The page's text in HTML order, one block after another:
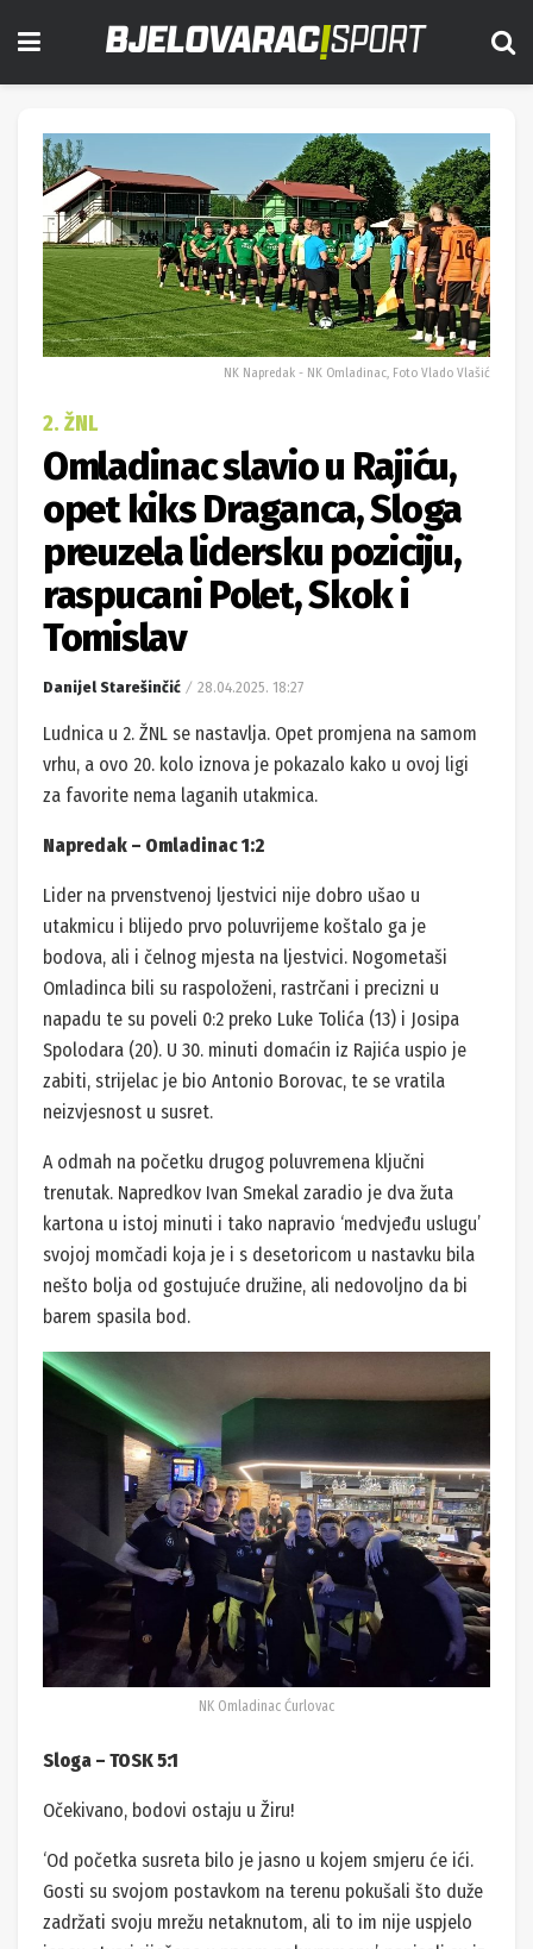
NK Napredak - NK Omladinac, Foto Vlado Vlašić
2. ŽNL
Omladinac slavio u Rajiću,
opet kiks Draganca, Sloga
preuzela lidersku poziciju,
raspucani Polet, Skok i
Tomislav
Danijel Starešinčić 28.04.2025. 18:27
Ludnica u 2. ŽNL se nastavlja. Opet promjena na samom
vrhu, a ovo 20. kolo iznova je pokazalo kako u ovoj ligi
za favorite nema laganih utakmica.
Napredak – Omladinac 1:2
Lider na prvenstvenoj ljestvici nije dobro ušao u
utakmicu i blijedo prvo poluvrijeme koštalo ga je
bodova, ali i čelnog mjesta na ljestvici. Nogometaši
Omladinca bili su raspoloženi, rastrčani i precizni u
napadu te su poveli 0:2 preko Luke Tolića (13) i Josipa
Spolodara (20). U 30. minuti domaćin iz Rajića uspio je
zabiti, strijelac je bio Antonio Borovac, te se vratila
neizvjesnost u susret.
A odmah na početku drugog poluvremena ključni
trenutak. Napredkov Ivan Smekal zaradio je dva žuta
kartona u istoj minuti i tako napravio ‘medvjeđu uslugu’
svojoj momčadi koja je i s desetoricom u nastavku bila
nešto bolja od gostujuće družine, ali nedovoljno da bi
barem spasila bod.
NK Omladinac Ćurlovac
Sloga – TOSK 5:1
Očekivano, bodovi ostaju u Žiru!
‘Od početka susreta bilo je jasno u kojem smjeru će ići.
Gosti su svojom postavkom na terenu pokušali što duže
zadržati svoju mrežu netaknutom, ali to im nije uspjelo